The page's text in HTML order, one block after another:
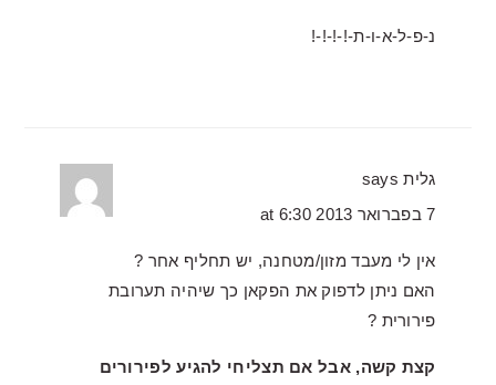
נ-פ-ל-א-ו-ת-!-!-!-!
גלית says
7 בפברואר 2013 at 6:30
אין לי מעבד מזון/מטחנה, יש תחליף אחר ?
האם ניתן לדפוק את הפקאן כך שיהיה תערובת
פירורית ?
קצת קשה, אבל אם תצליחי להגיע לפירורים